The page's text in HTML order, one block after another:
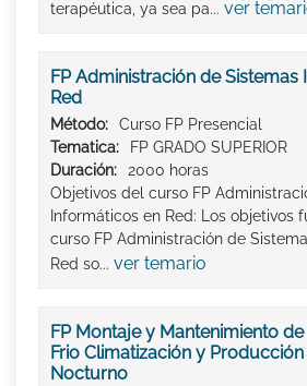
terapéutica, ya sea pa... ver
FP Administración de
Red
Método:
Curso FP Presencial
Tematica:
FP GRADO SUPERIOR
Duración:
2000 horas
Objetivos del curso FP
Informáticos en Red: Los objetivos
curso FP Administración de
Red so... ver temario
FP Montaje y Mantenimiento
Frio Climatización y
Nocturno